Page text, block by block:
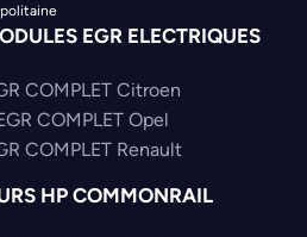
EGR ELECTRIQUES
COMPLET Citroen
COMPLET Opel
COMPLET Renault
HP COMMONRAIL